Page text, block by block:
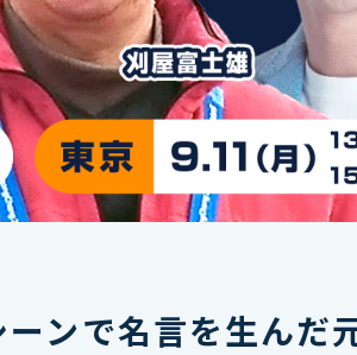
ンで名言を生ん